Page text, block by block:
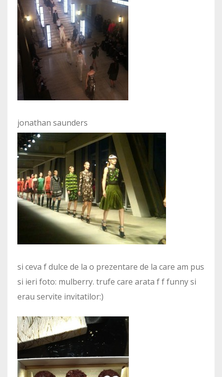
jonathan saunders
si ceva f dulce de la o prezentare de la care am pus
si ieri foto: mulberry. trufe care arata f f funny si
erau servite invitatilor:)